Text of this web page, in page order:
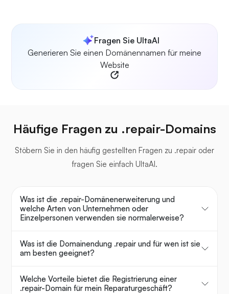
Fragen Sie UltaAI
Generieren Sie einen Domänennamen für meine
Website
Häufige Fragen zu .repair-Domains
Stöbern Sie in den häufig gestellten Fragen zu .repair oder
fragen Sie einfach UltaAI.
Was ist die .repair-Domänenerweiterung und
welche Arten von Unternehmen oder
Einzelpersonen verwenden sie normalerweise?
Was ist die Domainendung .repair und für wen ist sie
am besten geeignet?
Welche Vorteile bietet die Registrierung einer
.repair-Domain für mein Reparaturgeschäft?